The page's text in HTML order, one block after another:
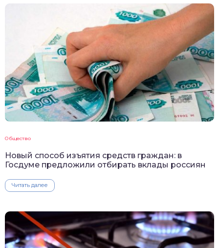
Общество
Новый способ изъятия средств граждан: в
Госдуме предложили отбирать вклады россиян
Читать далее